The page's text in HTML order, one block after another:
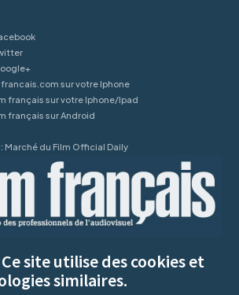
sur votre Iphone
français sur votre Iphone/Ipad
français sur Android
Marché du Film Official Daily
Ce site utilise des cookies et
similaires.